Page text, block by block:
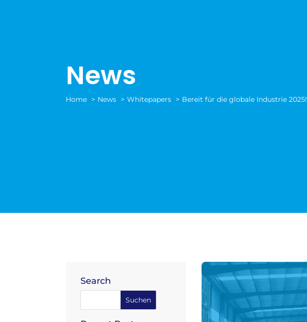
News
Home News Whitepapers Bereit für die globale Industrie 2025!
Search